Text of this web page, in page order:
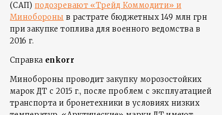
(САП)подозревают «Трейд Коммодити» и
Минобороны в растрате бюджетных 149 млн грн
при закупке топлива для военного ведомства в
2016 г.
Справка enkorr
Минобороны проводит закупку морозостойких
марок ДТ с 2015 г., после проблем с эксплуатацией
транспорта и бронетехники в условиях низких